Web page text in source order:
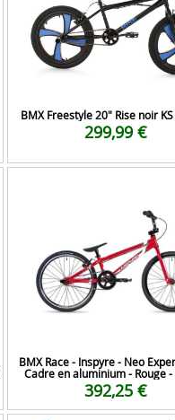
BMX Freestyle 20" Rise noir
299,99 €
BMX Race - Inspyre - Neo
Cadre en aluminium - Rouge
392,25 €